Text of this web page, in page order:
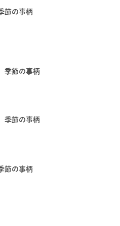
節の事柄
季節の事柄
季節の事柄
節の事柄